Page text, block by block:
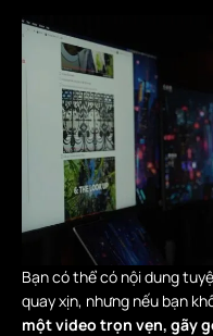
Bạn có thể có nội dung
quay xịn, nhưng nếu bạn
một video trọn vẹn, gãy